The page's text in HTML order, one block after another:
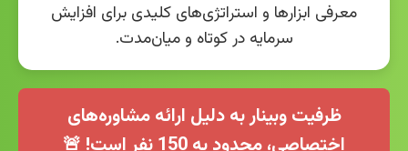
معرفی ابزارها و استراتژی‌های کلیدی برای افزایش
سرمایه در کوتاه و میان‌مدت.
ظرفیت وبینار به دلیل ارائه مشاوره‌های